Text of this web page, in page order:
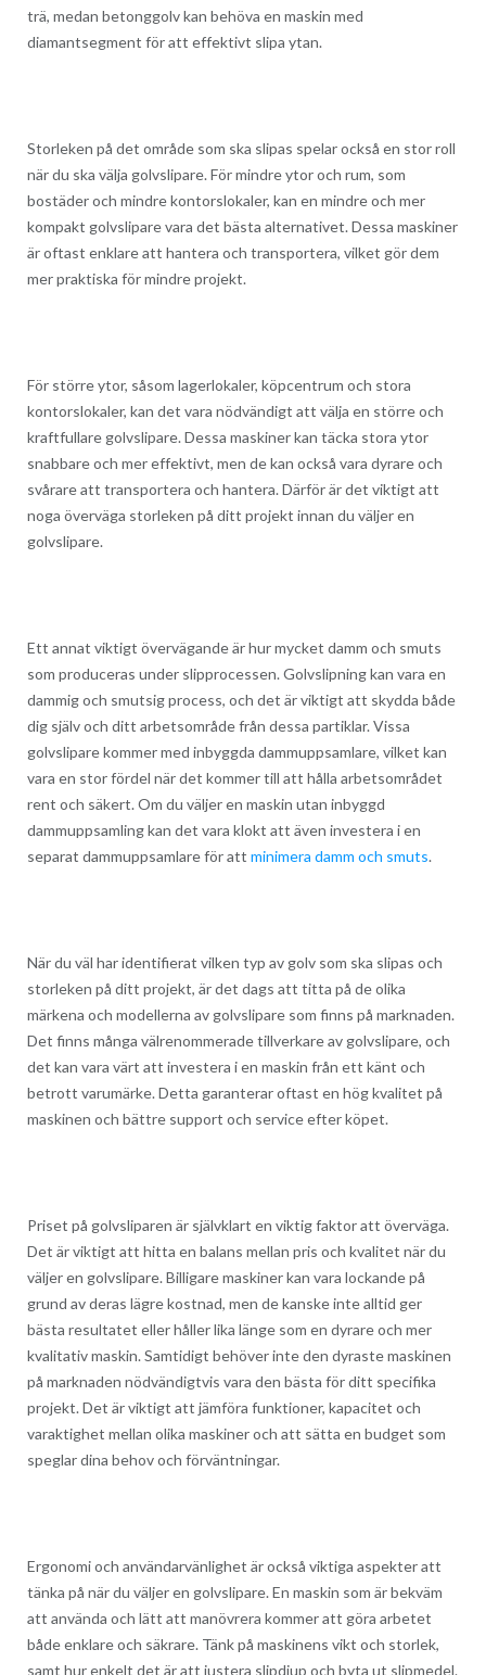
trä, medan betonggolv kan behöva en maskin med
diamantsegment för att effektivt slipa ytan.
Storleken på det område som ska slipas spelar också en stor roll
när du ska välja golvslipare. För mindre ytor och rum, som
bostäder och mindre kontorslokaler, kan en mindre och mer
kompakt golvslipare vara det bästa alternativet. Dessa maskiner
är oftast enklare att hantera och transportera, vilket gör dem
mer praktiska för mindre projekt.
För större ytor, såsom lagerlokaler, köpcentrum och stora
kontorslokaler, kan det vara nödvändigt att välja en större och
kraftfullare golvslipare. Dessa maskiner kan täcka stora ytor
snabbare och mer effektivt, men de kan också vara dyrare och
svårare att transportera och hantera. Därför är det viktigt att
noga överväga storleken på ditt projekt innan du väljer en
golvslipare.
Ett annat viktigt övervägande är hur mycket damm och smuts
som produceras under slipprocessen. Golvslipning kan vara en
dammig och smutsig process, och det är viktigt att skydda både
dig själv och ditt arbetsområde från dessa partiklar. Vissa
golvslipare kommer med inbyggda dammuppsamlare, vilket kan
vara en stor fördel när det kommer till att hålla arbetsområdet
rent och säkert. Om du väljer en maskin utan inbyggd
dammuppsamling kan det vara klokt att även investera i en
separat dammuppsamlare för att minimera damm och smuts.
När du väl har identifierat vilken typ av golv som ska slipas och
storleken på ditt projekt, är det dags att titta på de olika
märkena och modellerna av golvslipare som finns på marknaden.
Det finns många välrenommerade tillverkare av golvslipare, och
det kan vara värt att investera i en maskin från ett känt och
betrott varumärke. Detta garanterar oftast en hög kvalitet på
maskinen och bättre support och service efter köpet.
Priset på golvsliparen är självklart en viktig faktor att överväga.
Det är viktigt att hitta en balans mellan pris och kvalitet när du
väljer en golvslipare. Billigare maskiner kan vara lockande på
grund av deras lägre kostnad, men de kanske inte alltid ger
bästa resultatet eller håller lika länge som en dyrare och mer
kvalitativ maskin. Samtidigt behöver inte den dyraste maskinen
på marknaden nödvändigtvis vara den bästa för ditt specifika
projekt. Det är viktigt att jämföra funktioner, kapacitet och
varaktighet mellan olika maskiner och att sätta en budget som
speglar dina behov och förväntningar.
Ergonomi och användarvänlighet är också viktiga aspekter att
tänka på när du väljer en golvslipare. En maskin som är bekväm
att använda och lätt att manövrera kommer att göra arbetet
både enklare och säkrare. Tänk på maskinens vikt och storlek,
samt hur enkelt det är att justera slipdjup och byta ut slipmedel.